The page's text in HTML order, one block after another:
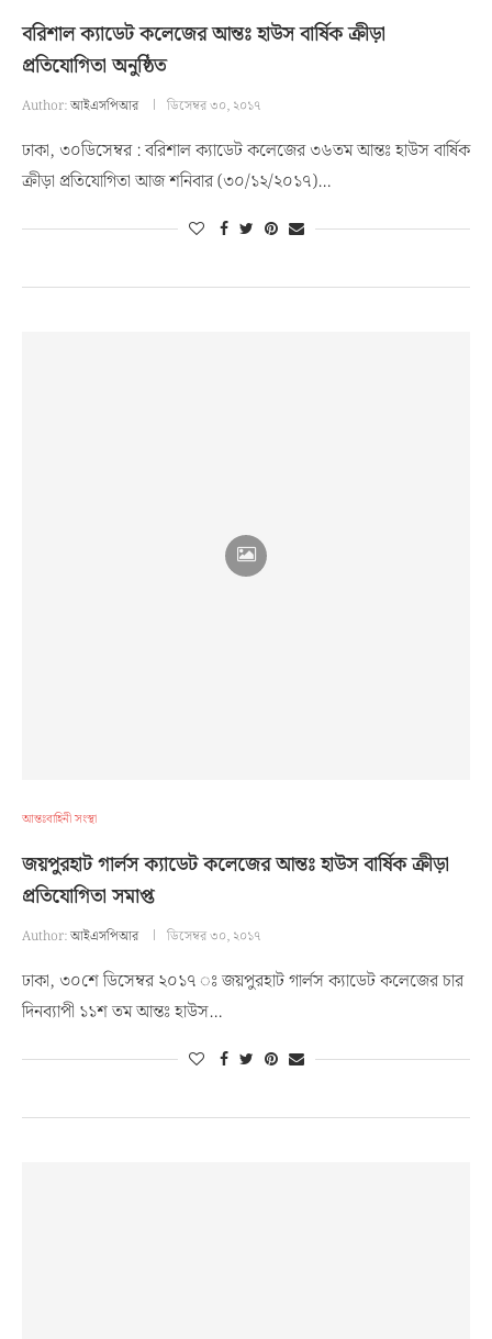
বরিশাল ক্যাডেট কলেজের আন্তঃ হাউস বার্ষিক ক্রীড়া
প্রতিযোগিতা অনুষ্ঠিত
Author:আইএসপিআর ডিসেম্বর ৩০, ২০১৭
ঢাকা, ৩০ডিসেম্বর : বরিশাল ক্যাডেট কলেজের ৩৬তম আন্তঃ হাউস বার্ষিক
ক্রীড়া প্রতিযোগিতা আজ শনিবার (৩০/১২/২০১৭)…
আন্তঃবাহিনী সংস্থা
জয়পুরহাট গার্লস ক্যাডেট কলেজের আন্তঃ হাউস বার্ষিক ক্রীড়া
প্রতিযোগিতা সমাপ্ত
Author:আইএসপিআর ডিসেম্বর ৩০, ২০১৭
ঢাকা, ৩০শে ডিসেম্বর ২০১৭ ঃ জয়পুরহাট গার্লস ক্যাডেট কলেজের চার
দিনব্যাপী ১১শ তম আন্তঃ হাউস…